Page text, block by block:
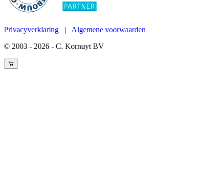
Privacyverklaring | Algemene voorwaarden
© 2003 - 2026 - C. Kornuyt BV